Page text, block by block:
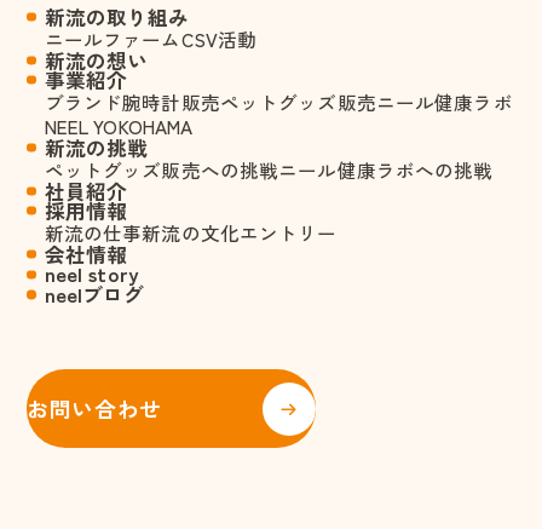
新流の取り組み
ニールファームCSV活動
新流の想い
事業紹介
ブランド腕時計販売ペットグッズ販売ニール健康ラボ
NEEL YOKOHAMA
新流の挑戦
ペットグッズ販売への挑戦ニール健康ラボへの挑戦
社員紹介
採用情報
新流の仕事新流の文化エントリー
会社情報
neel story
neelブログ
お問い合わせ